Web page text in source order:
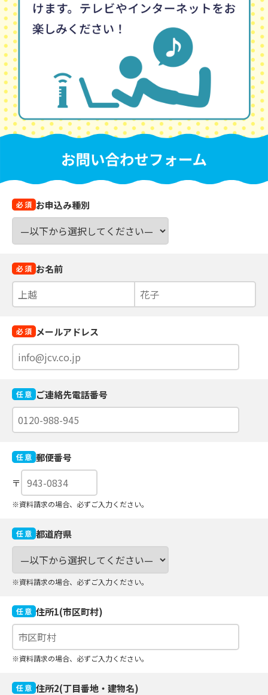
お申込み種別
お名前
メールアドレス
ご連絡先電話番号
郵便番号
〒
※資料請求の場合、必ずご入力ください。
都道府県
※資料請求の場合、必ずご入力ください。
住所1(市区町村)
※資料請求の場合、必ずご入力ください。
住所2(丁目番地・建物名)